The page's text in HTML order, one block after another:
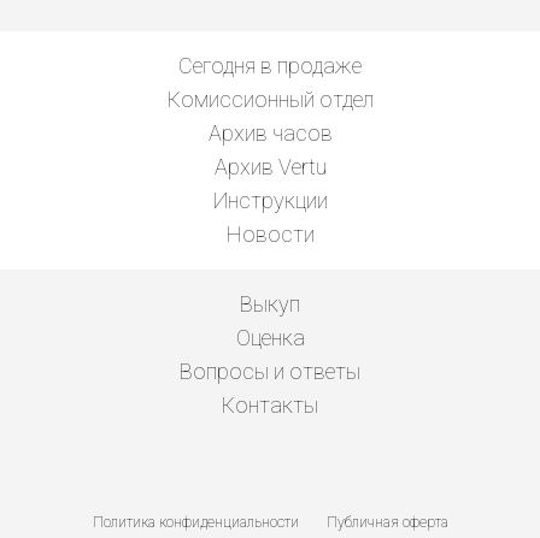
Сегодня в продаже
Комиссионный отдел
Архив часов
Архив Vertu
Инструкции
Новости
Выкуп
Оценка
Вопросы и ответы
Контакты
Политика конфиденциальности Публичная оферта